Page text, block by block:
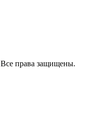
Все права защищены.